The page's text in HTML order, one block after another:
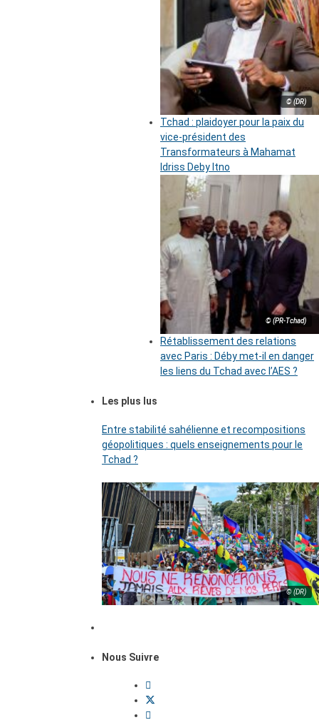
© (DR)
Tchad : plaidoyer pour la paix du
vice-président des
Transformateurs à Mahamat
Idriss Deby Itno
© (PR-Tchad)
Rétablissement des relations
avec Paris : Déby met-il en danger
les liens du Tchad avec l’AES ?
Les plus lus
Entre stabilité sahélienne et recompositions
géopolitiques : quels enseignements pour le
Tchad ?
© (DR)
Nous Suivre